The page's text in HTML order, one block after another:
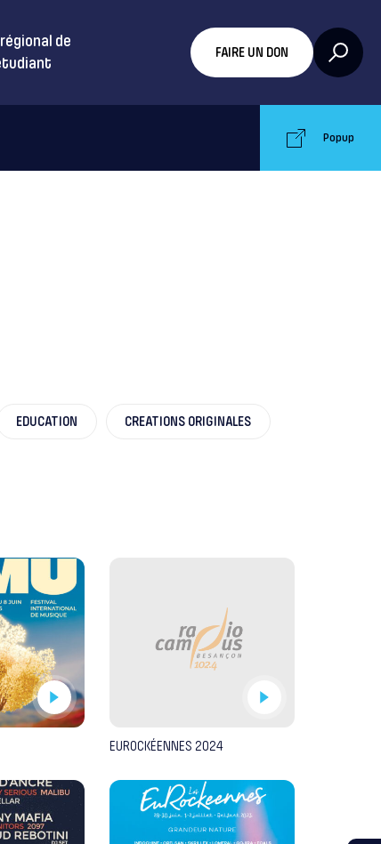
de
FAIRE UN DON
Popup
EDUCATION CREATIONS ORIGINALES
EUROCKÉENNES 2024